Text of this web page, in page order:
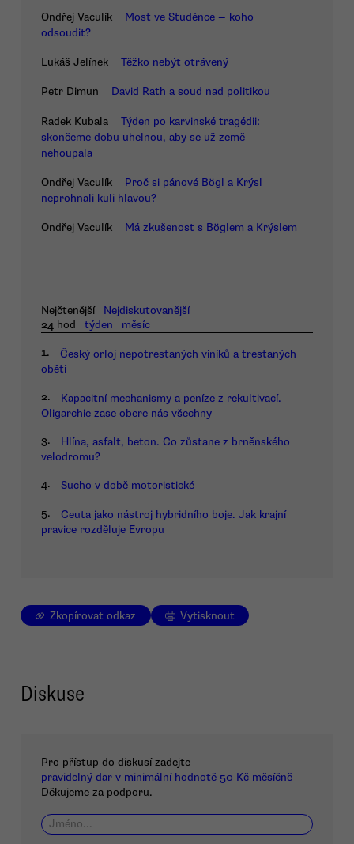
Ondřej Vaculík
Most ve Studénce — koho
odsoudit?
Lukáš Jelínek Těžko nebýt otrávený
Petr Dimun David Rath a soud nad politikou
Radek Kubala
Týden po karvinské tragédii:
skončeme dobu uhelnou, aby se už země
nehoupala
Ondřej Vaculík
Proč si pánové Bögl a Krýsl
neprohnali kuli hlavou?
Ondřej Vaculík Má zkušenost s Böglem a Krýslem
Nejčtenější
Nejdiskutovanější
24 hod
týden měsíc
1.
Český orloj nepotrestaných viníků a trestaných
obětí
2.
Kapacitní mechanismy a peníze z rekultivací.
Oligarchie zase obere nás všechny
3.
Hlína, asfalt, beton. Co zůstane z brněnského
velodromu?
4. Sucho v době motoristické
5.
Ceuta jako nástroj hybridního boje. Jak krajní
pravice rozděluje Evropu
Zkopírovat odkaz Vytisknout
Diskuse
Pro přístup do diskusí zadejte
pravidelný dar v minimální hodnotě 50 Kč měsíčně
Děkujeme za podporu.